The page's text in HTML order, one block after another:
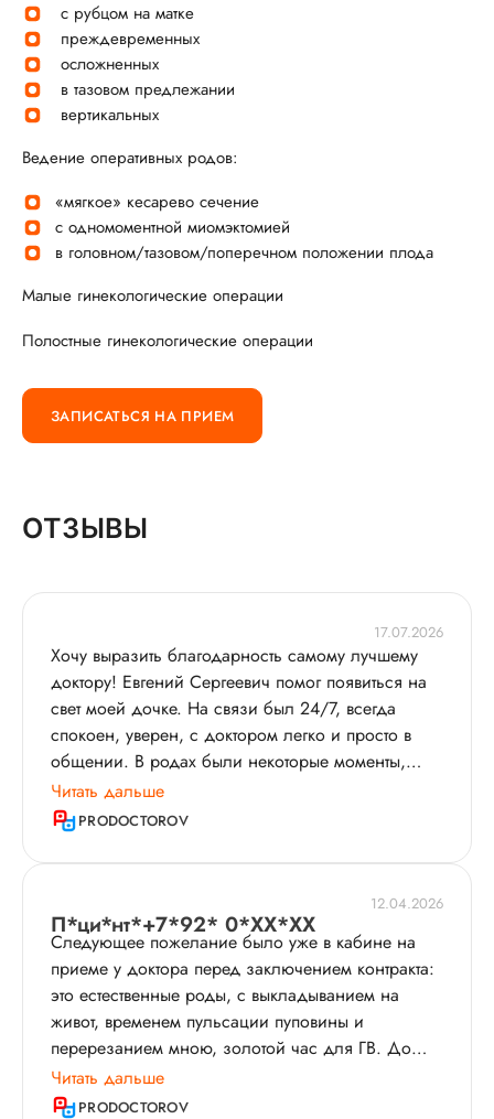
с рубцом на матке
преждевременных
осложненных
в тазовом предлежании
вертикальных
Ведение оперативных родов:
«мягкое» кесарево сечение
с одномоментной миомэктомией
в головном/тазовом/поперечном положении плода
Малые гинекологические операции
Полостные гинекологические операции
ЗАПИСАТЬСЯ НА ПРИЕМ
ОТЗЫВЫ
17.07.2026
Хочу выразить благодарность самому лучшему
доктору! Евгений Сергеевич помог появиться на
свет моей дочке. На связи был 24/7, всегда
спокоен, уверен, с доктором легко и просто в
общении. В родах были некоторые моменты,
которые вызывали опасения у акушерок, это
было видно по их выражению лица и действиям,
доктор же виду не подавал, был непоколебим,
потому что точно знал, что делает, следовательно
полностью Евгению Сергеевичу. Это самое
главное, доверять врачу, которого выбрал! В
родах со мной был от звонка ему среди ночи и
до рождения малыша. Очень рада, что
посчастливилось рожать с таким
профессионалом своего дела. Еще бы тысячу
раз выбрала именно его. Спасибо, обнимаю
Вас!
Читать дальше
PRODOCTOROV
12.04.2026
П*ци*нт*+7*92* 0*XX*XX
Следующее пожелание было уже в кабине на
приеме у доктора перед заключением контракта:
это естественные роды, с выкладыванием на
живот, временем пульсации пуповины и
перерезанием мною, золотой час для ГВ. До
конца беременности наблюдалась уже у Евгения
Сергеевича. Я не была тревожной беременной,
Читать дальше
PRODOCTOROV